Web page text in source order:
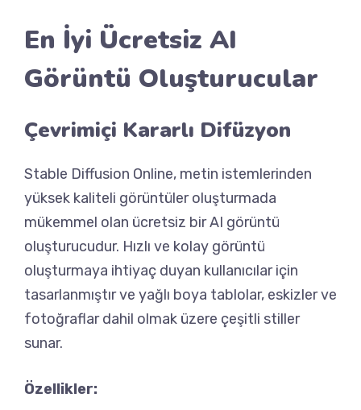
En İyi Ücretsiz AI
Görüntü Oluşturucular
Çevrimiçi Kararlı Difüzyon
Stable Diffusion Online, metin istemlerinden
yüksek kaliteli görüntüler oluşturmada
mükemmel olan ücretsiz bir AI görüntü
oluşturucudur. Hızlı ve kolay görüntü
oluşturmaya ihtiyaç duyan kullanıcılar için
tasarlanmıştır ve yağlı boya tablolar, eskizler ve
fotoğraflar dahil olmak üzere çeşitli stiller
sunar.
Özellikler: